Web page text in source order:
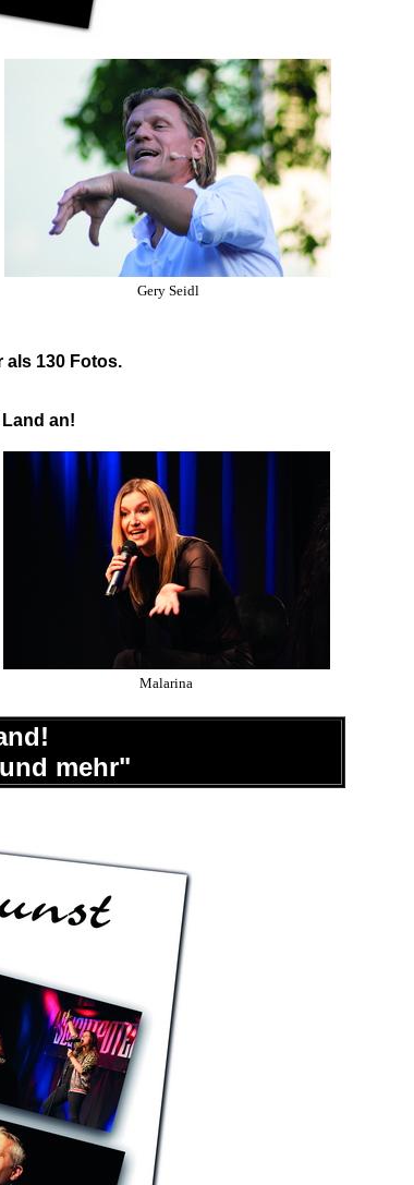
Gery Seidl
als 130 Fotos.
an!
Malarina
mehr"